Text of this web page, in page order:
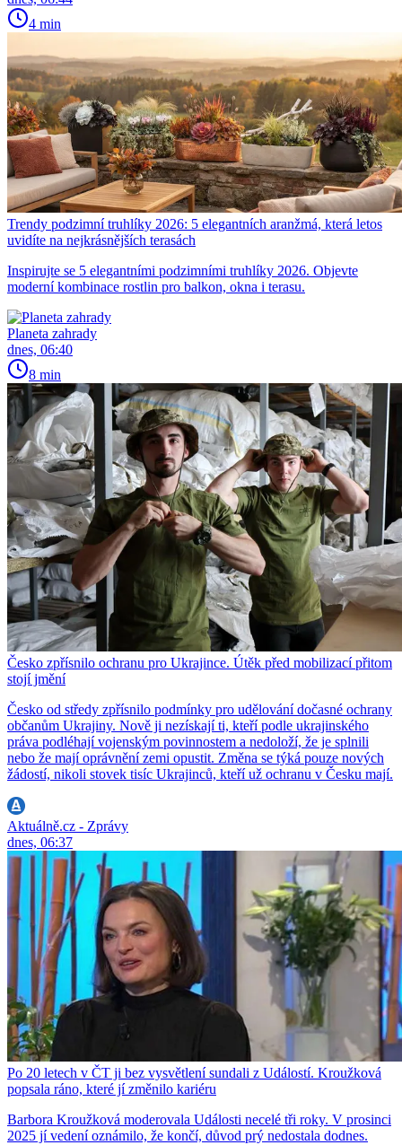
4 min
Trendy podzimní truhlíky 2026: 5 elegantních aranžmá, která letos
uvidíte na nejkrásnějších terasách
Inspirujte se 5 elegantními podzimními truhlíky 2026. Objevte
moderní kombinace rostlin pro balkon, okna i terasu.
Planeta zahrady
dnes, 06:40
8 min
Česko zpřísnilo ochranu pro Ukrajince. Útěk před mobilizací přitom
stojí jmění
Česko od středy zpřísnilo podmínky pro udělování dočasné ochrany
občanům Ukrajiny. Nově ji nezískají ti, kteří podle ukrajinského
práva podléhají vojenským povinnostem a nedoloží, že je splnili
nebo že mají oprávnění zemi opustit. Změna se týká pouze nových
žádostí, nikoli stovek tisíc Ukrajinců, kteří už ochranu v Česku mají.
Aktuálně.cz - Zprávy
dnes, 06:37
Po 20 letech v ČT ji bez vysvětlení sundali z Událostí. Kroužková
popsala ráno, které jí změnilo kariéru
Barbora Kroužková moderovala Události necelé tři roky. V prosinci
2025 jí vedení oznámilo, že končí, důvod prý nedostala dodnes.